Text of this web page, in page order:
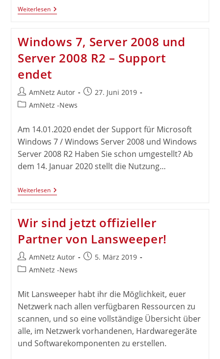
WeiterlesenWir
Suchen
Unser
Team
Windows 7, Server 2008 und
Server 2008 R2 – Support
endet
Beitrags-
Autor:
AmNetz Autor
Beitrag27. Juni 2019
Beitrags-
AmNetz -News
Am 14.01.2020 endet der Support für Microsoft
Windows 7 / Windows Server 2008 und Windows
Server 2008 R2 Haben Sie schon umgestellt? Ab
dem 14. Januar 2020 stellt die Nutzung…
WeiterlesenWindows
7,
Und
Server
2008
R2
–
Support
Endet
Wir sind jetzt offizieller
Partner von Lansweeper!
Beitrags-
Autor:
AmNetz Autor
Beitrag5. März 2019
Beitrags-
AmNetz -News
Mit Lansweeper habt ihr die Möglichkeit, euer
Netzwerk nach allen verfügbaren Ressourcen zu
scannen, und so eine vollständige Übersicht über
alle, im Netzwerk vorhandenen, Hardwaregeräte
und Softwarekomponenten zu erstellen.